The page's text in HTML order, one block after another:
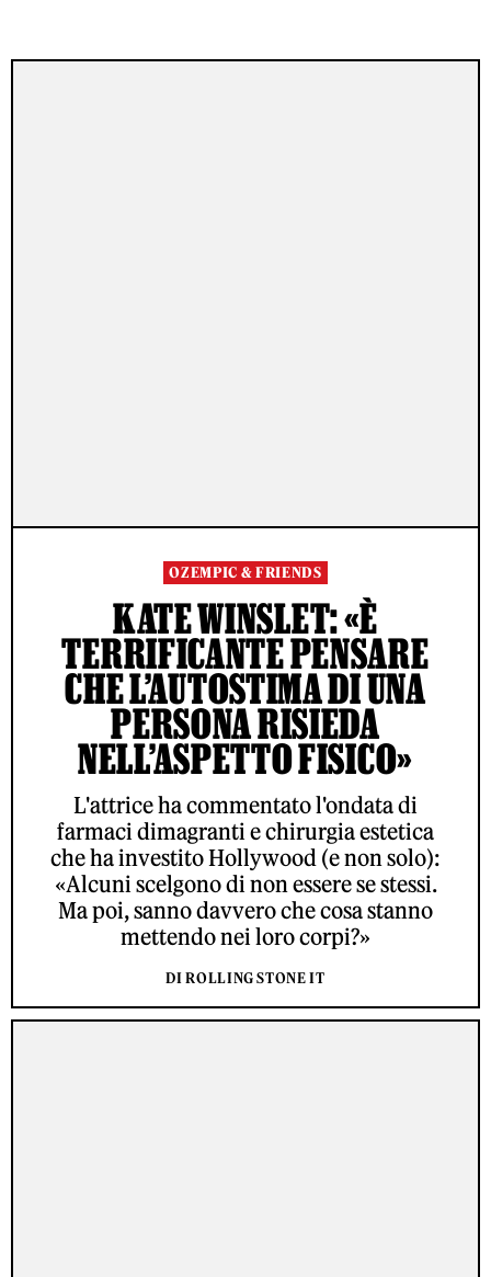
OZEMPIC & FRIENDS
KATE WINSLET: «È
TERRIFICANTE PENSARE
CHE L’AUTOSTIMA DI UNA
PERSONA RISIEDA
NELL’ASPETTO FISICO»
L'attrice ha commentato l'ondata di
farmaci dimagranti e chirurgia estetica
che ha investito Hollywood (e non solo):
«Alcuni scelgono di non essere se stessi.
Ma poi, sanno davvero che cosa stanno
mettendo nei loro corpi?»
DI ROLLING STONE IT